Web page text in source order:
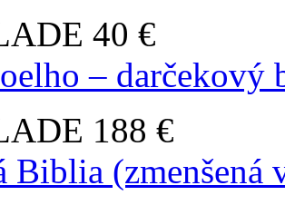
40 €
– darčekový
188 €
Biblia (zmenšená